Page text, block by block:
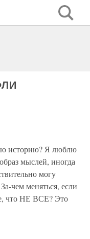
историю? Я люблю
мыслей, иногда
могу
чем меняться, если
что НЕ ВСЕ? Это